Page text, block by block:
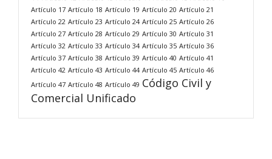
Artículo 17 Artículo 18 Artículo 19 Artículo 20 Artículo 21
Artículo 22 Artículo 23 Artículo 24 Artículo 25 Artículo 26
Artículo 27 Artículo 28 Artículo 29 Artículo 30 Artículo 31
Artículo 32 Artículo 33 Artículo 34 Artículo 35 Artículo 36
Artículo 37 Artículo 38 Artículo 39 Artículo 40 Artículo 41
Artículo 42 Artículo 43 Artículo 44 Artículo 45 Artículo 46
Artículo 47 Artículo 48 Artículo 49 Código Civil y
Comercial Unificado